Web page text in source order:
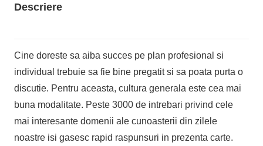
Descriere
Cine doreste sa aiba succes pe plan profesional si
individual trebuie sa fie bine pregatit si sa poata purta o
discutie. Pentru aceasta, cultura generala este cea mai
buna modalitate. Peste 3000 de intrebari privind cele
mai interesante domenii ale cunoasterii din zilele
noastre isi gasesc rapid raspunsuri in prezenta carte.